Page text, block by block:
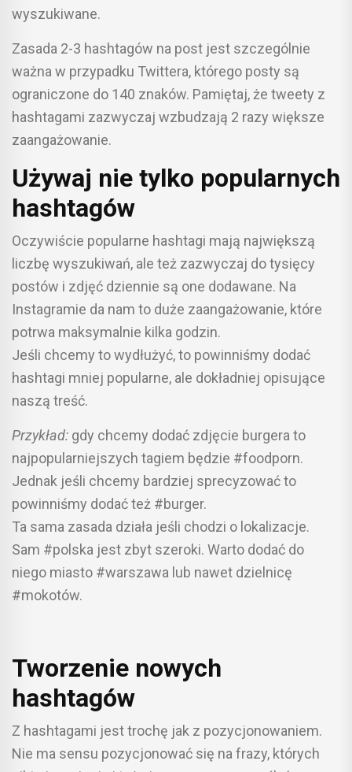
wyszukiwane.
Zasada 2-3 hashtagów na post jest szczególnie
ważna w przypadku Twittera, którego posty są
ograniczone do 140 znaków. Pamiętaj, że tweety z
hashtagami zazwyczaj wzbudzają 2 razy większe
zaangażowanie.
Używaj nie tylko popularnych
hashtagów
Oczywiście popularne hashtagi mają największą
liczbę wyszukiwań, ale też zazwyczaj do tysięcy
postów i zdjęć dziennie są one dodawane. Na
Instagramie da nam to duże zaangażowanie, które
potrwa maksymalnie kilka godzin.
Jeśli chcemy to wydłużyć, to powinniśmy dodać
hashtagi mniej popularne, ale dokładniej opisujące
naszą treść.
Przykład: gdy chcemy dodać zdjęcie burgera to
najpopularniejszych tagiem będzie #foodporn.
Jednak jeśli chcemy bardziej sprecyzować to
powinniśmy dodać też #burger.
Ta sama zasada działa jeśli chodzi o lokalizacje.
Sam #polska jest zbyt szeroki. Warto dodać do
niego miasto #warszawa lub nawet dzielnicę
#mokotów.
Tworzenie nowych
hashtagów
Z hashtagami jest trochę jak z pozycjonowaniem.
Nie ma sensu pozycjonować się na frazy, których